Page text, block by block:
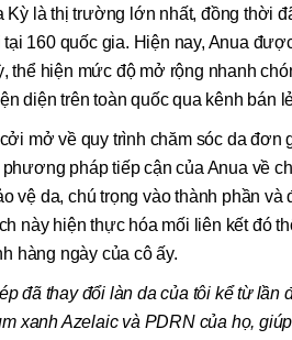
Kỳ là thị trường lớn nhất, đồng thời
160 quốc gia. Hiện nay, Anua
thể hiện mức độ mở rộng nhanh
diện trên toàn quốc qua kênh bán
mở về quy trình chăm sóc da đơn
pháp tiếp cận của Anua về
vệ da, chú trọng vào thành phần
này hiện thực hóa mối liên kết đó
hàng ngày của cô ấy.
đã thay đổi làn da của tôi kể từ
xanh Azelaic và PDRN của họ,